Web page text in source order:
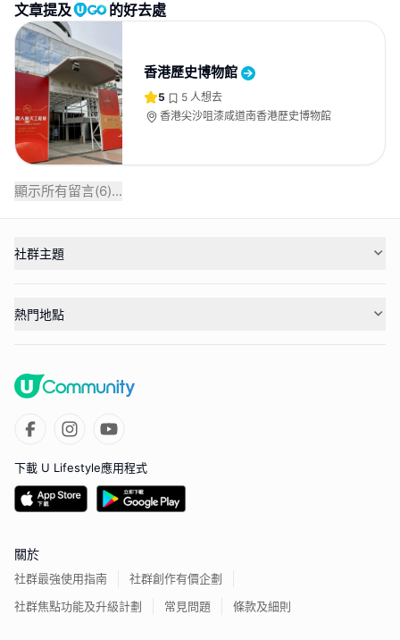
文章提及 的好去處
香港歷史博物館
5 5 人想去
香港尖沙咀漆咸道南香港歷史博物館
顯示所有留言(6)...
社群主題
熱門地點
下載 U Lifestyle應用程式
關於
社群最強使用指南
社群創作有價企劃
社群焦點功能及升級計劃
常見問題 條款及細則